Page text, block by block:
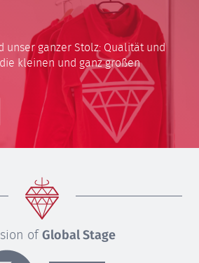
unser ganzer Stolz: Qualität und
kleinen und ganz großen
ofGlobal Stage